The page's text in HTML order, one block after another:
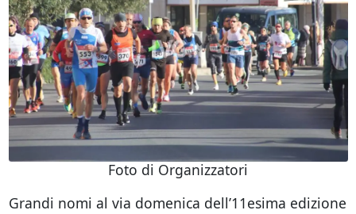
Foto di Organizzatori
Grandi nomi al via domenica dell’11esima edizione